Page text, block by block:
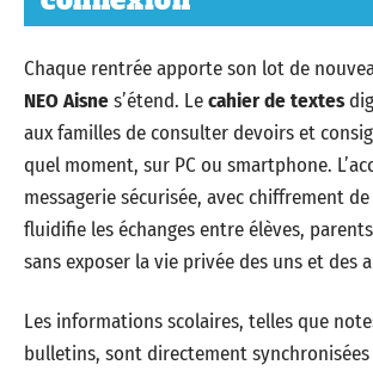
Chaque rentrée apporte son lot de
NEO Aisnes’étend. Lecahier de textes
aux familles de consulter devoirs et
quel moment, sur PC ou smartphone.
messagerie sécurisée, avec chiffrement
fluidifie les échanges entre élèves,
sans exposer la vie privée des uns et des
Les informations scolaires, telles que
bulletins, sont directement synchronisées